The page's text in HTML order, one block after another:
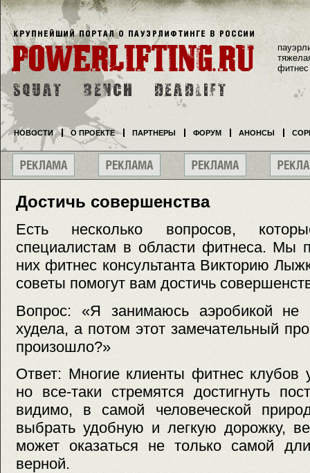
Достичь совершенства
Есть несколько вопросов,
специалистам в области фитнеса. Мы
них фитнес консультанта Викторию
советы помогут вам достичь
Вопрос: «Я занимаюсь аэробикой не
худела, а потом этот замечательный
произошло?»
Ответ: Многие клиенты фитнес клубов
но все-таки стремятся достигнуть
видимо, в самой человеческой
выбрать удобную и легкую дорожку,
может оказаться не только самой
верной.
фитнес
НОВОСТИ О ПРОЕКТЕ ПАРТНЕРЫ ФОРУМ АНОНСЫ